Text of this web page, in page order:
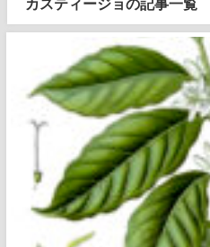
カスティージョの記事一覧